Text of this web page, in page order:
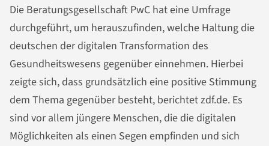
Die Beratungsgesellschaft PwC hat eine Umfrage
durchgeführt, um herauszufinden, welche Haltung die
deutschen der digitalen Transformation des
Gesundheitswesens gegenüber einnehmen. Hierbei
zeigte sich, dass grundsätzlich eine positive Stimmung
dem Thema gegenüber besteht, berichtet zdf.de. Es
sind vor allem jüngere Menschen, die die digitalen
Möglichkeiten als einen Segen empfinden und sich